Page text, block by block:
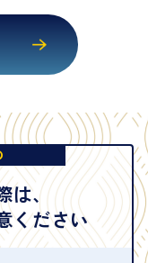
は、
ください